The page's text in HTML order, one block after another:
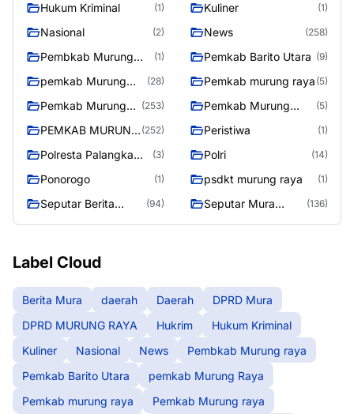
Hukum Kriminal (1) Kuliner (1)
Nasional (2) News (258)
Pembkab Murung
(1) Pemkab Barito Utara (9)
pemkab Murung
(28) Pemkab murung raya (5)
Pemkab Murung
(253)
Pemkab Murung
(5)
PEMKAB MURUNG (252) Peristiwa (1)
Polresta Palangka
(3) Polri (14)
Ponorogo (1) psdkt murung raya (1)
Seputar Berita
(94)
Seputar Mura
(136)
Label Cloud
Berita Mura daerah Daerah
DPRD Mura
DPRD MURUNG RAYA
Hukrim
Hukum Kriminal
Kuliner
Nasional News
Pembkab Murung raya
Pemkab Barito Utara
pemkab Murung Raya
Pemkab murung raya
Pemkab Murung raya